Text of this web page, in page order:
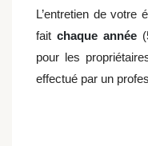
L’entretien de votre
faitchaque année
pour les
effectué par un